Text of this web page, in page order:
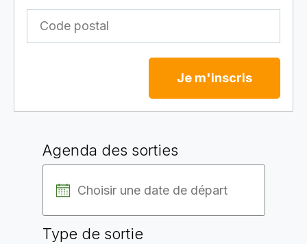
Je m'inscris
Agenda des sorties
Type de sortie